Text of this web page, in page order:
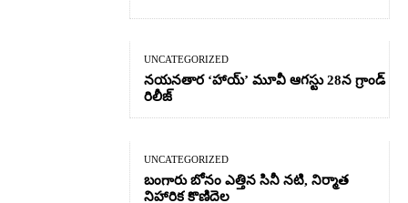
UNCATEGORIZED
నయనతార ‘హాయ్’ మూవీ ఆగస్టు 28న గ్రాండ్
రిలీజ్
UNCATEGORIZED
బంగారు బోనం ఎత్తిన సినీ నటి, నిర్మాత
నిహారిక కొణిదెల